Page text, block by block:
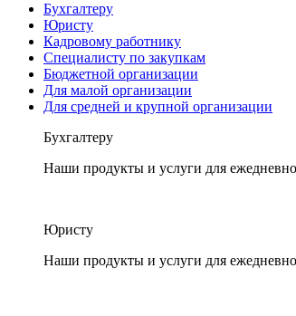
Бухгалтеру
Юристу
Кадровому работнику
Специалисту по закупкам
Бюджетной организации
Для малой организации
Для средней и крупной организации
Бухгалтеру
Наши продукты и услуги для
Юристу
Наши продукты и услуги для